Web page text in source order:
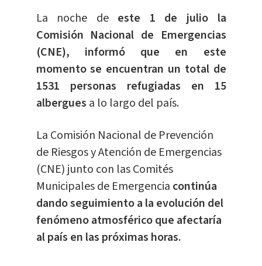
La noche de este 1 de julio la
Comisión Nacional de Emergencias
(CNE), informó que en este
momento se encuentran un total de
1531 personas refugiadas en 15
albergues a lo largo del país.
La Comisión Nacional de Prevención
de Riesgos y Atención de Emergencias
(CNE) junto con las Comités
Municipales de Emergencia continúa
dando seguimiento a la evolución del
fenómeno atmosférico que afectaría
al país en las próximas horas.